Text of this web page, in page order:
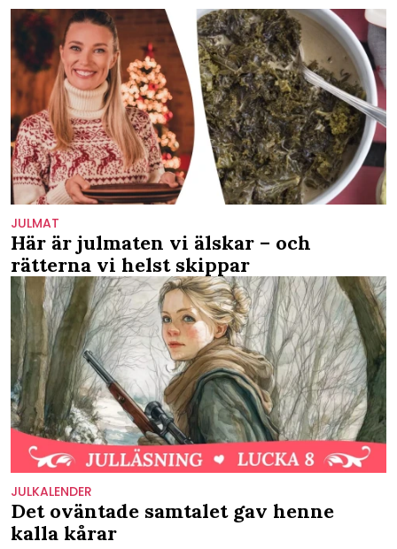
JULMAT
Här är julmaten vi älskar – och
rätterna vi helst skippar
JULKALENDER
Det oväntade samtalet gav henne
kalla kårar